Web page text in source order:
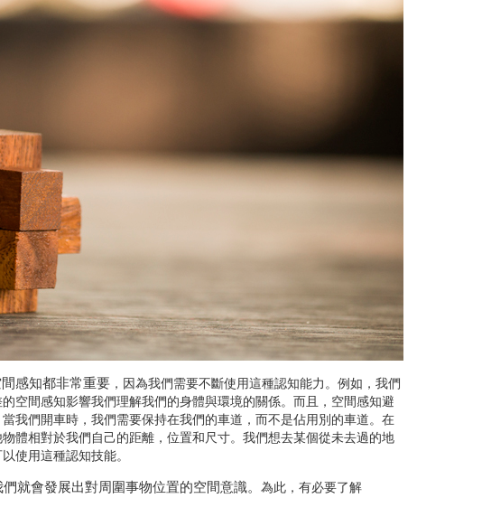
感知都非常重要 ，因為我們需要不斷使用這種認知能力。例如，我們
空間感知影響我們理解我們的身體與環境的關係。而且，空間感知避
我們開車時，我們需要保持在我們的車道，而不是佔用別的車道。在
體相對於我們自己的距離，位置和尺寸。我們想去某個從未去過的地
使用這種認知技能。
們就會發展出對周圍事物位置的空間意識。 為此，有必要了解